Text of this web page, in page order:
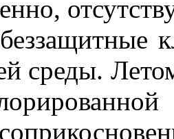
беззащитные
среды.